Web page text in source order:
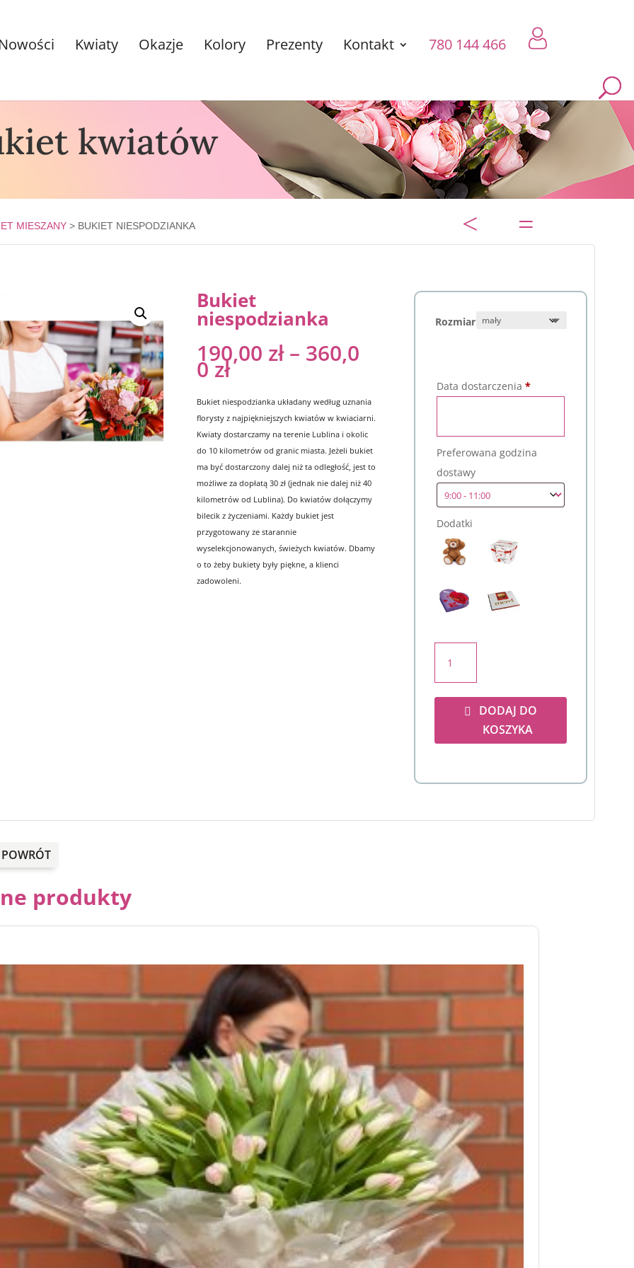
Kwiaty Okazje Kolory Prezenty Kontakt 780 144 466
kwiatów
MIESZANY > BUKIET NIESPODZIANKA
Bukiet
niespodzianka
190,00 zł– 360,0
0zł
Bukiet niespodzianka układany według uznania
florysty z najpiękniejszych kwiatów w kwiaciarni.
Kwiaty dostarczamy na terenie Lublina i okolic
do 10 kilometrów od granic miasta. Jeżeli bukiet
ma być dostarczony dalej niż ta odległość, jest to
możliwe za dopłatą 30 zł (jednak nie dalej niż 40
kilometrów od Lublina). Do kwiatów dołączymy
bilecik z życzeniami. Każdy bukiet jest
przygotowany ze starannie
wyselekcjonowanych, świeżych kwiatów. Dbamy
o to żeby bukiety były piękne, a klienci
zadowoleni.
Rozmiar
Data dostarczenia *
Preferowana godzina
dostawy
Dodatki
Bukiet
niespodzianka
DODAJ DO
KOSZYKA
POWRÓT
produkty